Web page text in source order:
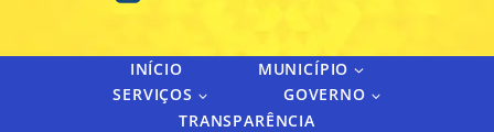
INÍCIO
MUNICÍPIO
SERVIÇOS
GOVERNO
TRANSPARÊNCIA